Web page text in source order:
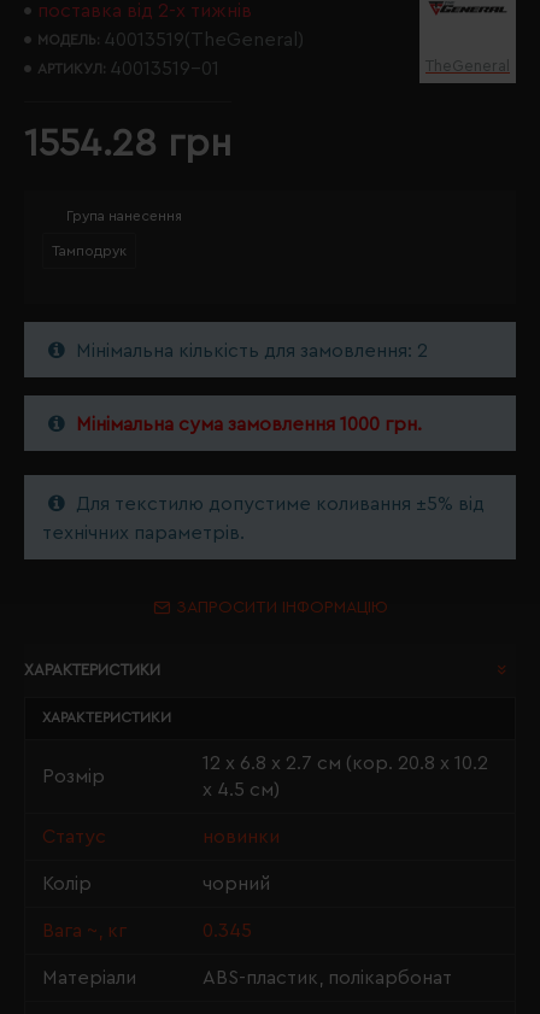
поставка від 2-х тижнів
МОДЕЛЬ: 40013519(TheGeneral)
АРТИКУЛ: 40013519-01 TheGeneral
1554.28 грн
Група нанесення
Тамподрук
Мінімальна кількість для замовлення: 2
Мінімальна сума замовлення 1000 грн.
Для текстилю допустиме коливання ±5% від
технічних параметрів.
ЗАПРОСИТИ ІНФОРМАЦІЮ
ХАРАКТЕРИСТИКИ
ХАРАКТЕРИСТИКИ
Розмір
12 х 6.8 х 2.7 см (кор. 20.8 х 10.2
х 4.5 см)
Статус новинки
Колір чорний
Вага ~, кг 0.345
Матеріали ABS-пластик, полікарбонат